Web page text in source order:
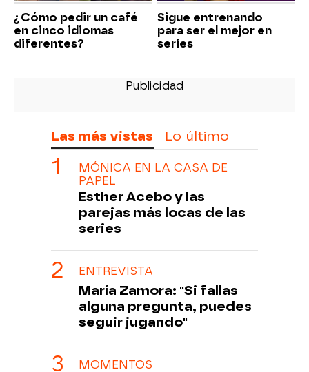
¿Cómo pedir un café
en cinco idiomas
diferentes?
Sigue entrenando
para ser el mejor en
series
Las más vistas Lo último
MÓNICA EN LA CASA DE
PAPEL
Esther Acebo y las
parejas más locas de las
series
ENTREVISTA
María Zamora: "Si fallas
alguna pregunta, puedes
seguir jugando"
MOMENTOS